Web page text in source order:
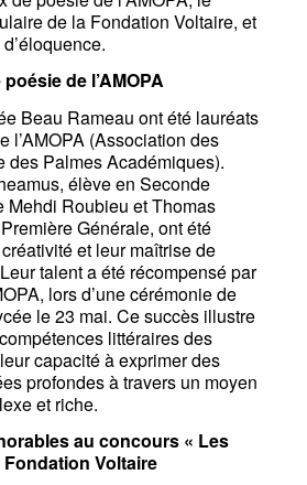
de la Fondation Voltaire, et
de l’AMOPA
Beau Rameau ont été lauréats
l’AMOPA (Association des
des Palmes Académiques).
élève en Seconde
Mehdi Roubieu et Thomas
Générale, ont été
et leur maîtrise de
talent a été récompensé par
lors d’une cérémonie de
le 23 mai. Ce succès illustre
littéraires des
capacité à exprimer des
profondes à travers un moyen
et riche.
au concours « Les
Fondation Voltaire